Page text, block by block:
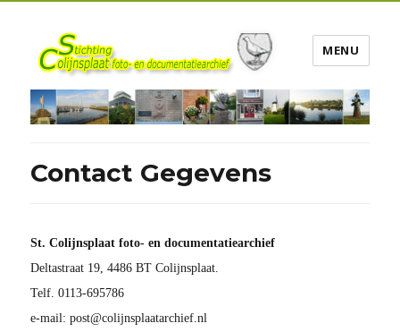
MENU
Contact Gegevens
St. Colijnsplaat foto- en documentatiearchief
Deltastraat 19, 4486 BT Colijnsplaat.
Telf. 0113-695786
e-mail: post@colijnsplaatarchief.nl